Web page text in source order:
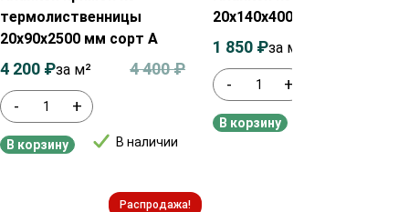
термолиственницы
20х90х2500 мм сорт А
- +
В наличии
4 400₽
4 200 ₽за м²
В корзину
20х140х4000 мм сорт АВ
- +
1 850 ₽за м²
В корзину
Распродажа!